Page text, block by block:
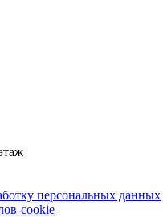
персональных данных
cookie